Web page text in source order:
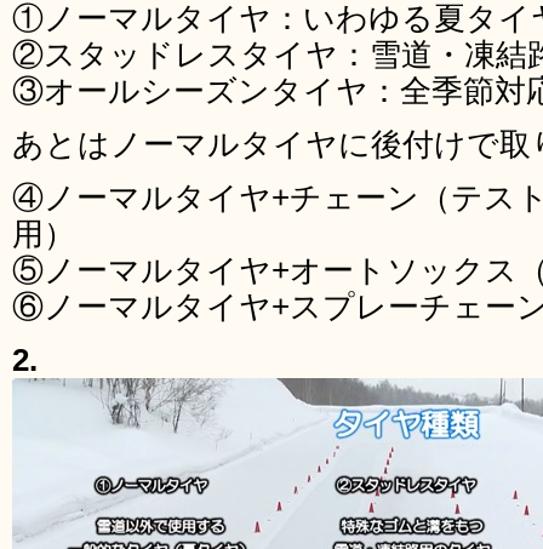
①ノーマルタイヤ：いわゆる夏タイ
②スタッドレスタイヤ：雪道・凍結
③オールシーズンタイヤ：全季節対
あとはノーマルタイヤに後付けで取
④ノーマルタイヤ+チェーン（テス
用）
⑤ノーマルタイヤ+オートソックス
⑥ノーマルタイヤ+スプレーチェー
2.